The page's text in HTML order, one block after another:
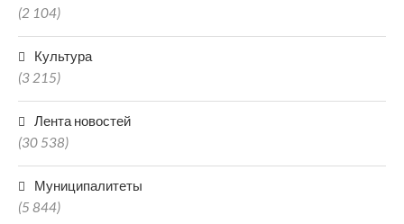
(2 104)
Культура
(3 215)
Лента новостей
(30 538)
Муниципалитеты
(5 844)